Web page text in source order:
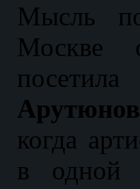
Мысль
Москве
когда
в одной